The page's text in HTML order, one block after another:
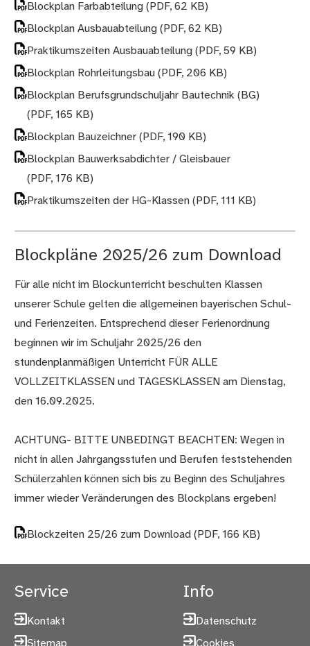
Blockplan Farbabteilung(PDF, 62 KB)
Blockplan Ausbauabteilung(PDF, 62 KB)
Praktikumszeiten Ausbauabteilung(PDF, 59 KB)
Blockplan Rohrleitungsbau(PDF, 206 KB)
Blockplan Berufsgrundschuljahr Bautechnik (BG)
(PDF, 165 KB)
Blockplan Bauzeichner(PDF, 190 KB)
Blockplan Bauwerksabdichter / Gleisbauer
(PDF, 176 KB)
Praktikumszeiten der HG-Klassen(PDF, 111 KB)
Blockpläne 2025/26 zum Download
Für alle nicht im Blockunterricht beschulten Klassen
unserer Schule gelten die allgemeinen bayerischen Schul-
und Ferienzeiten. Entsprechend dieser Ferienordnung
beginnen wir im Schuljahr 2025/26 den
stundenplanmäßigen Unterricht FÜR ALLE
VOLLZEITKLASSEN und TAGESKLASSEN am Dienstag,
den 16.09.2025.
ACHTUNG- BITTE UNBEDINGT BEACHTEN: Wegen in
nicht in allen Jahrgangsstufen und Berufen feststehenden
Schülerzahlen können sich bis zu Beginn des Schuljahres
immer wieder Veränderungen des Blockplans ergeben!
Blockzeiten 25/26 zum Download(PDF, 166 KB)
Service
Kontakt
Info
Datenschutz